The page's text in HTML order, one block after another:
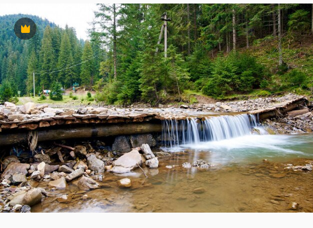
Premium